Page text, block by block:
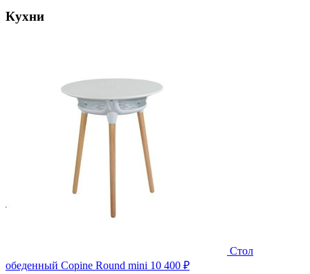
Кухни
Стол
обеденный Copine Round mini 10 400 ₽